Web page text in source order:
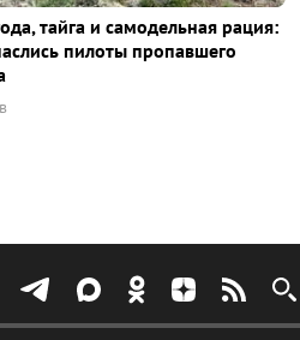
тайга и самодельная рация:
пилоты пропавшего